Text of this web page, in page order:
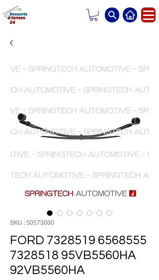
SKU : 50573000
FORD 7328519 6568555
7328518 95VB5560HA
92VB5560HA